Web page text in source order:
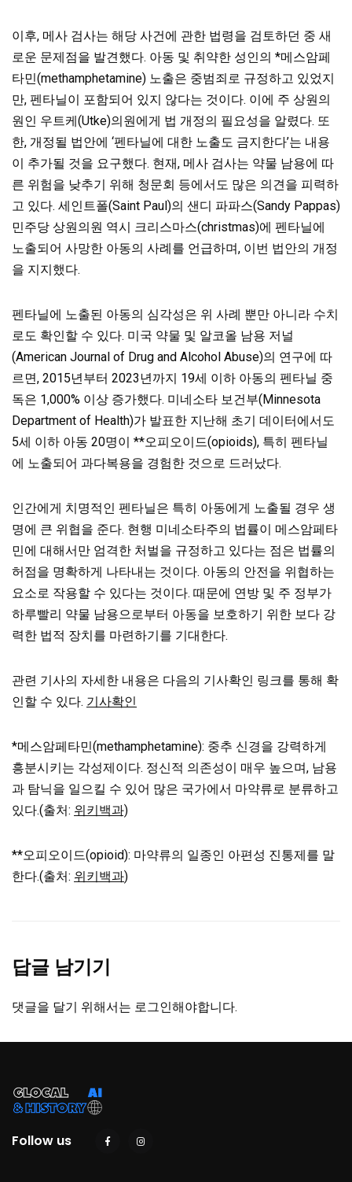
이후, 메사 검사는 해당 사건에 관한 법령을 검토하던 중 새
로운 문제점을 발견했다. 아동 및 취약한 성인의 *메스암페
타민(methamphetamine) 노출은 중범죄로 규정하고 있었지
만, 펜타닐이 포함되어 있지 않다는 것이다. 이에 주 상원의
원인 우트케(Utke)의원에게 법 개정의 필요성을 알렸다. 또
한, 개정될 법안에 ‘펜타닐에 대한 노출도 금지한다’는 내용
이 추가될 것을 요구했다. 현재, 메사 검사는 약물 남용에 따
른 위험을 낮추기 위해 청문회 등에서도 많은 의견을 피력하
고 있다. 세인트폴(Saint Paul)의 샌디 파파스(Sandy Pappas)
민주당 상원의원 역시 크리스마스(christmas)에 펜타닐에
노출되어 사망한 아동의 사례를 언급하며, 이번 법안의 개정
을 지지했다.
펜타닐에 노출된 아동의 심각성은 위 사례 뿐만 아니라 수치
로도 확인할 수 있다. 미국 약물 및 알코올 남용 저널
(American Journal of Drug and Alcohol Abuse)의 연구에 따
르면, 2015년부터 2023년까지 19세 이하 아동의 펜타닐 중
독은 1,000% 이상 증가했다. 미네소타 보건부(Minnesota
Department of Health)가 발표한 지난해 초기 데이터에서도
5세 이하 아동 20명이 **오피오이드(opioids), 특히 펜타닐
에 노출되어 과다복용을 경험한 것으로 드러났다.
인간에게 치명적인 펜타닐은 특히 아동에게 노출될 경우 생
명에 큰 위협을 준다. 현행 미네소타주의 법률이 메스암페타
민에 대해서만 엄격한 처벌을 규정하고 있다는 점은 법률의
허점을 명확하게 나타내는 것이다. 아동의 안전을 위협하는
요소로 작용할 수 있다는 것이다. 때문에 연방 및 주 정부가
하루빨리 약물 남용으로부터 아동을 보호하기 위한 보다 강
력한 법적 장치를 마련하기를 기대한다.
관련 기사의 자세한 내용은 다음의 기사확인 링크를 통해 확
인할 수 있다. 기사확인
*메스암페타민(methamphetamine): 중추 신경을 강력하게
흥분시키는 각성제이다. 정신적 의존성이 매우 높으며, 남용
과 탐닉을 일으킬 수 있어 많은 국가에서 마약류로 분류하고
있다.(출처: 위키백과)
**오피오이드(opioid): 마약류의 일종인 아편성 진통제를 말
한다.(출처: 위키백과)
답글 남기기
댓글을 달기 위해서는 로그인해야합니다.
Follow us